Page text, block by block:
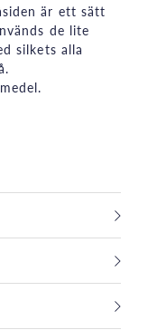
är ett sätt
de lite
silkets alla